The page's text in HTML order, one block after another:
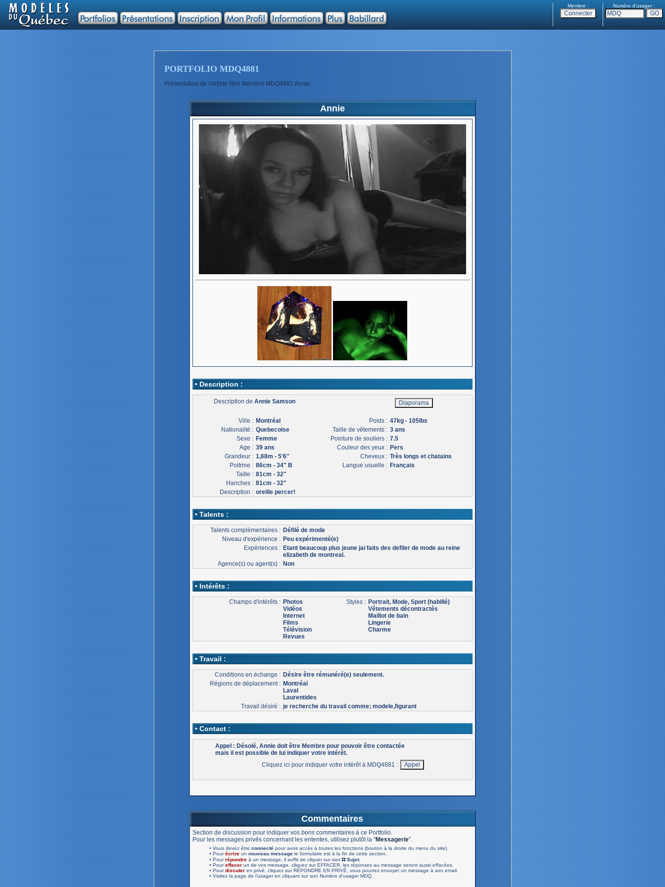
Membre : Numéro d'usager :
PORTFOLIO MDQ4881
Présentation de l'Artiste Non Membre MDQ4881 Annie.
Annie
• Description :
Description deAnnie Samson
Ville : Montréal
Nationalité : Quebecoise
Sexe : Femme
Age : 39 ans
Grandeur : 1,68m - 5'6"
Poitrine : 86cm - 34" B
Taille : 81cm - 32"
Hanches : 81cm - 32"
Poids : 47kg - 105lbs
Taille de vêtements : 3 ans
Pointure de souliers : 7.5
Couleur des yeux : Pers
Cheveux : Très longs et chatains
Langue usuelle : Français
Description : oreille percer!
• Talents :
Talents complémentaires : Défilé de mode
Niveau d'expérience : Peu expérimenté(e)
Expériences : Etant beaucoup plus jeune jai faits des defiler de mode au reine
elizabeth de montreal.
Agence(s) ou agent(s) : Non
• Intérêts :
Champs d'intérêts : Photos
Vidéos
Internet
Films
Télévision
Revues
Styles : Portrait, Mode, Sport (habillé)
Vêtements décontractés
Maillot de bain
Lingerie
Charme
• Travail :
Conditions en échange : Désire être rémunéré(e) seulement.
Régions de déplacement : Montréal
Laval
Laurentides
Travail désiré : je recherche du travail comme; modele,figurant
• Contact :
Appel : Désolé, Annie doit être Membre pour pouvoir être contactée
mais il est possible de lui indiquer votre intérêt.
Cliquez ici pour indiquer votre intérêt à MDQ4881 :
Commentaires
Section de discussion pour indiquer vos bonscommentaires à ce Portfolio.
Pour les messages privés concernant les ententes, utilisez plutôt la "Messagerie".
• Vous devez être connectépour avoir accès à toutes les fonctions (bouton à la droite du menu du site).
• Pourécrireun nouveau messagele formulaire est à la fin de cette section.
• Pourrépondreà un message, il suffit de cliquer sur son Sujet.
• Poureffacerun de vos message, cliquez sur EFFACER, les réponses au message seront aussi effacées.
• Pourdiscuteren privé, cliquez sur RÉPONDRE EN PRIVÉ, vous pourrez envoyer un message à son email.
• Visitez la page de l'usager en cliquant sur son Numéro d'usager MDQ.